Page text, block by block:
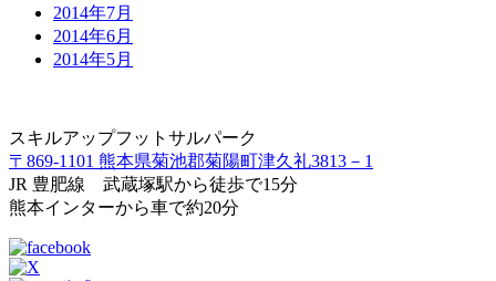
2014年7月
2014年6月
2014年5月
スキルアップフットサルパーク
〒869-1101 熊本県菊池郡菊陽町津久礼3813－1
JR 豊肥線 武蔵塚駅から徒歩で15分
熊本インターから車で約20分